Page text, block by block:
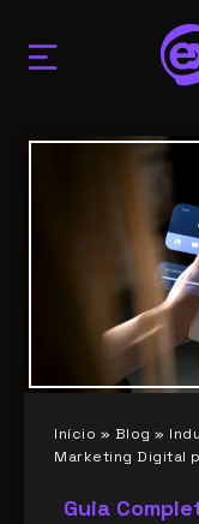
Início » Blog »
Marketing Digital
Guia